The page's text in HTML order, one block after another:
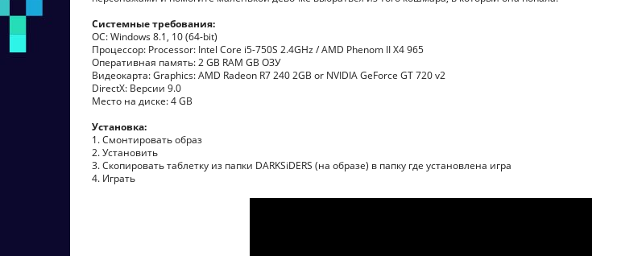
Системные требования:
ОС: Windows 8.1, 10 (64-bit)
Процессор: Processor: Intel Core i5-750S 2.4GHz / AMD Phenom II X4 965
Оперативная память: 2 GB RAM GB ОЗУ
Видеокарта: Graphics: AMD Radeon R7 240 2GB or NVIDIA GeForce GT 720 v2
DirectX: Версии 9.0
Место на диске: 4 GB
Установка:
1. Смонтировать образ
2. Установить
3. Скопировать таблетку из папки DARKSiDERS (на образе) в папку где установлена игра
4. Играть